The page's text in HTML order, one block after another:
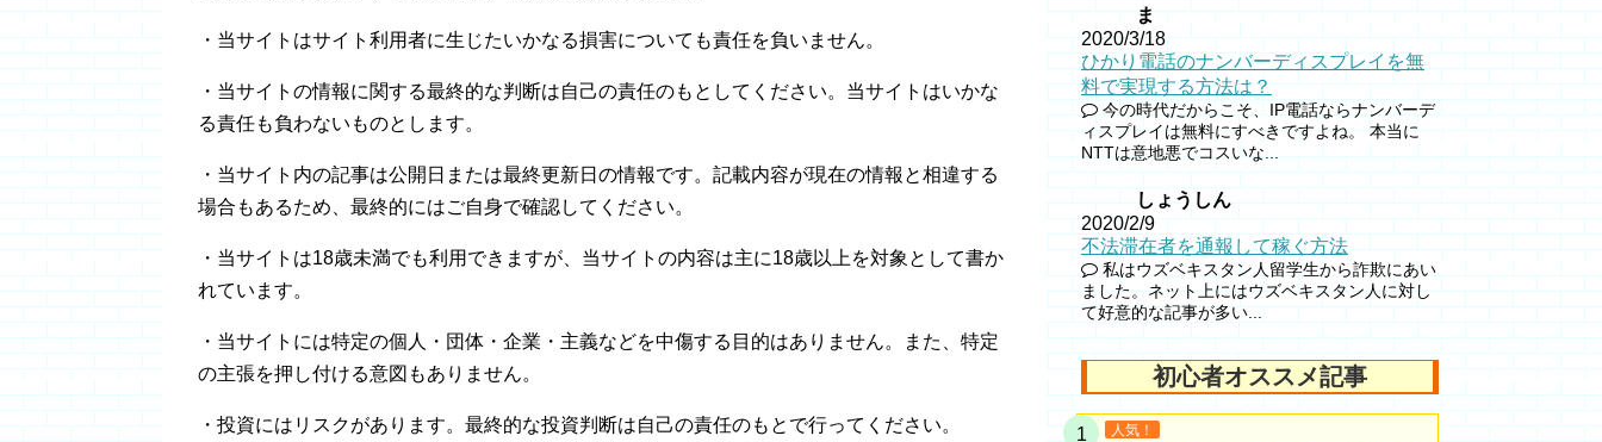
・当サイトはサイト利用者に生じたいかなる損害についても責任を負いません。
・当サイトの情報に関する最終的な判断は自己の責任のもとしてください。当サイトはいかな
る責任も負わないものとします。
・当サイト内の記事は公開日または最終更新日の情報です。記載内容が現在の情報と相違する
場合もあるため、最終的にはご自身で確認してください。
・当サイトは18歳未満でも利用できますが、当サイトの内容は主に18歳以上を対象として書か
れています。
・当サイトには特定の個人・団体・企業・主義などを中傷する目的はありません。また、特定
の主張を押し付ける意図もありません。
・投資にはリスクがあります。最終的な投資判断は自己の責任のもとで行ってください。
ま
2020/3/18
ひかり電話のナンバーディスプレイを無
料で実現する方法は？
今の時代だからこそ、IP電話ならナンバーデ
ィスプレイは無料にすべきですよね。 本当に
NTTは意地悪でコスいな...
しょうしん
2020/2/9
不法滞在者を通報して稼ぐ方法
私はウズベキスタン人留学生から詐欺にあい
ました。ネット上にはウズベキスタン人に対し
て好意的な記事が多い...
初心者オススメ記事
人気！